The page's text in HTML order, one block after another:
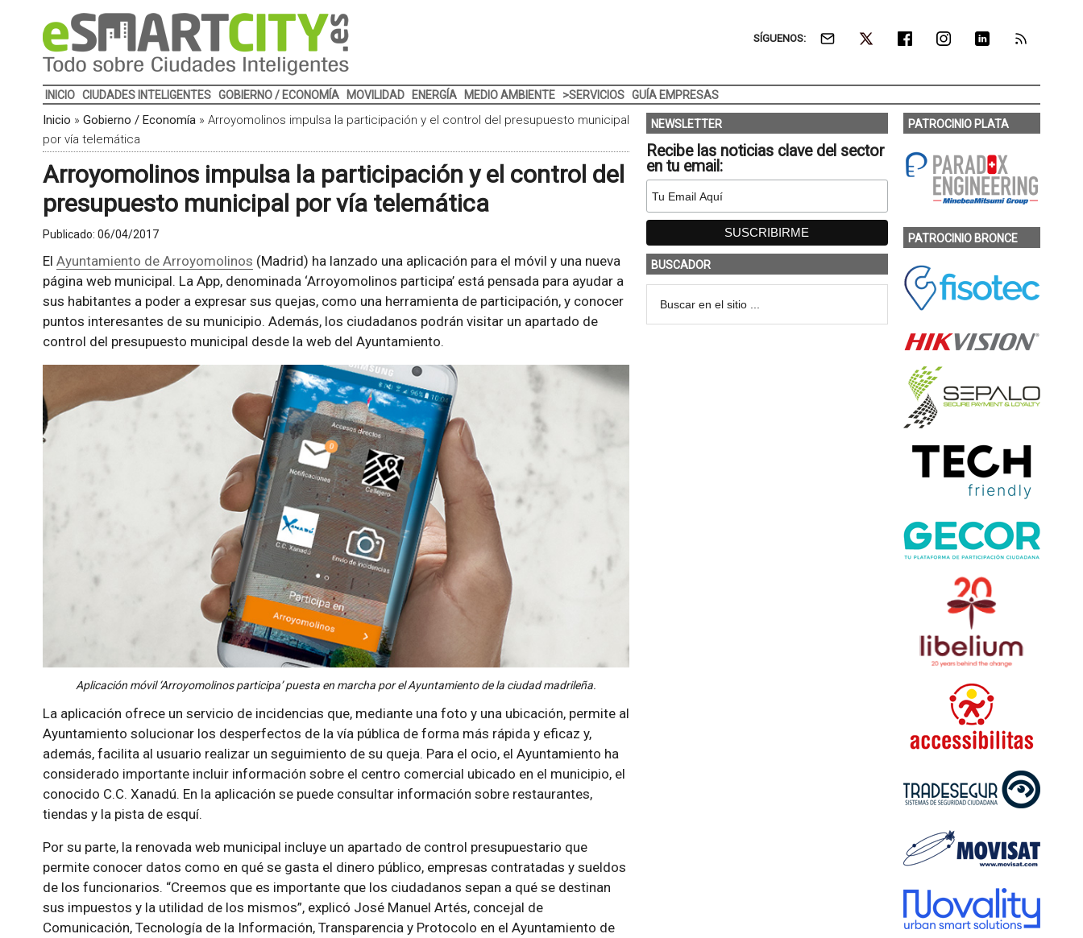
SÍGUENOS:
INICIO CIUDADES INTELIGENTES GOBIERNO / ECONOMÍA MOVILIDAD ENERGÍA MEDIO AMBIENTE >SERVICIOS GUÍA EMPRESAS
Inicio » Gobierno / Economía» Arroyomolinos impulsa la participación y el control del presupuesto municipal
por vía telemática
Arroyomolinos impulsa la participación y el control del
presupuesto municipal por vía telemática
Publicado: 06/04/2017
El Ayuntamiento de Arroyomolinos (Madrid) ha lanzado una aplicación para el móvil y una nueva
página web municipal. La App, denominada ‘Arroyomolinos participa’ está pensada para ayudar a
sus habitantes a poder a expresar sus quejas, como una herramienta de participación, y conocer
puntos interesantes de su municipio. Además, los ciudadanos podrán visitar un apartado de
control del presupuesto municipal desde la web del Ayuntamiento.
Aplicación móvil ‘Arroyomolinos participa’ puesta en marcha por el Ayuntamiento de la ciudad madrileña.
La aplicación ofrece un servicio de incidencias que, mediante una foto y una ubicación, permite al
Ayuntamiento solucionar los desperfectos de la vía pública de forma más rápida y eficaz y,
además, facilita al usuario realizar un seguimiento de su queja. Para el ocio, el Ayuntamiento ha
considerado importante incluir información sobre el centro comercial ubicado en el municipio, el
conocido C.C. Xanadú. En la aplicación se puede consultar información sobre restaurantes,
tiendas y la pista de esquí.
Por su parte, la renovada web municipal incluye un apartado de control presupuestario que
permite conocer datos como en qué se gasta el dinero público, empresas contratadas y sueldos
de los funcionarios. “Creemos que es importante que los ciudadanos sepan a qué se destinan
sus impuestos y la utilidad de los mismos”, explicó José Manuel Artés, concejal de
Comunicación, Tecnología de la Información, Transparencia y Protocolo en el Ayuntamiento de
NEWSLETTER
Recibe las noticias clave del sector
en tu email:
BUSCADOR
PATROCINIO PLATA
PATROCINIO BRONCE